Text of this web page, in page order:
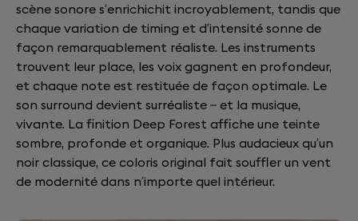
scène sonore s’enrichichit incroyablement, tandis que
chaque variation de timing et d’intensité sonne de
façon remarquablement réaliste. Les instruments
trouvent leur place, les voix gagnent en profondeur,
et chaque note est restituée de façon optimale. Le
son surround devient surréaliste – et la musique,
vivante. La finition Deep Forest affiche une teinte
sombre, profonde et organique. Plus audacieux qu’un
noir classique, ce coloris original fait souffler un vent
de modernité dans n’importe quel intérieur.